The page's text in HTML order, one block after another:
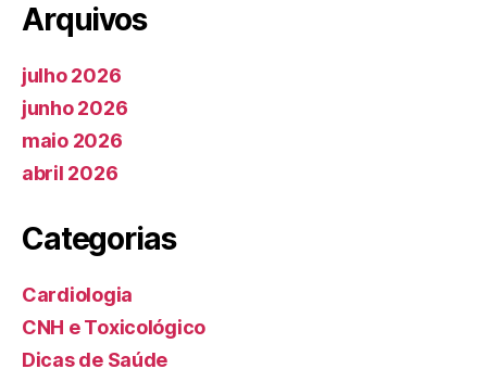
Arquivos
julho 2026
junho 2026
maio 2026
abril 2026
Categorias
Cardiologia
CNH e Toxicológico
Dicas de Saúde